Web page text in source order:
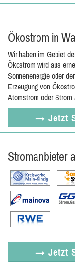
Ökostrom in
Wir haben im Gebiet
Ökostrom wird aus
Sonnenenergie oder
Erzeugung von
Atomstrom oder Strom
→ Jetzt
Stromanbieter
→ Jetzt